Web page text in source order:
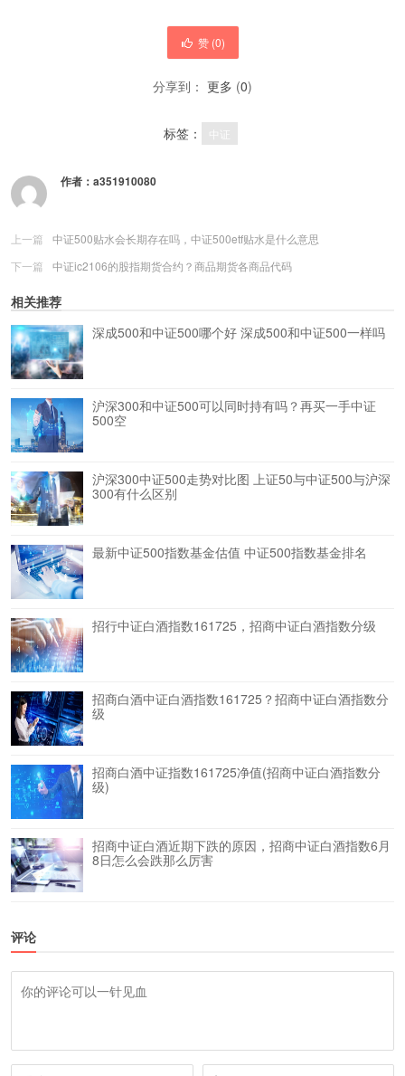
赞 (0)
分享到： 更多 (0)
标签： 中证
作者： a351910080
上一篇
中证500贴水会长期存在吗，中证500etf贴水是什么意思
下一篇
中证ic2106的股指期货合约？商品期货各商品代码
相关推荐
深成500和中证500哪个好 深成500和中证500一样吗
沪深300和中证500可以同时持有吗？再买一手中证
500空
沪深300中证500走势对比图 上证50与中证500与沪深
300有什么区别
最新中证500指数基金估值 中证500指数基金排名
招行中证白酒指数161725，招商中证白酒指数分级
招商白酒中证白酒指数161725？招商中证白酒指数分
级
招商白酒中证指数161725净值(招商中证白酒指数分
级)
招商中证白酒近期下跌的原因，招商中证白酒指数6月
8日怎么会跌那么厉害
评论